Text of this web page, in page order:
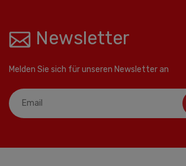
Newsletter
Melden Sie sich für unseren Newsletter an